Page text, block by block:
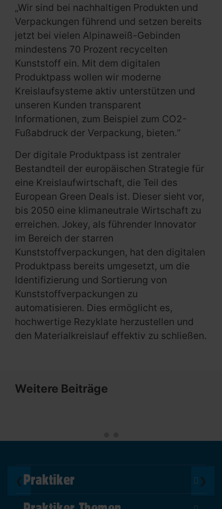
„Wir sind bei nachhaltigen Produkten und
Verpackungen führend und setzen bereits
jetzt bei vielen Alpinaweiß-Gebinden
mindestens 70 Prozent recycelten
Kunststoff ein. Mit dem digitalen
Produktpass wollen wir moderne
Kreislaufsysteme aktiv unterstützen und
unseren Kunden transparent
Informationen, zum Beispiel zum CO2-
Fußabdruck der Verpackung, bieten.“
Der digitale Produktpass ist zentraler
Bestandteil der europäischen Strategie für
eine Kreislaufwirtschaft, die Teil des
European Green Deals ist. Dieser sieht vor,
bis 2050 eine klimaneutrale Wirtschaft zu
erreichen. Jokey, als führender Innovator
im Bereich der starren
Kunststoffverpackungen, hat den digitalen
Produktpass bereits umgesetzt, um die
Identifizierung und Sortierung von
Kunststoffverpackungen zu
automatisieren. Dies ermöglicht es,
hochwertige Rezyklate herzustellen und
den Materialkreislauf effektiv zu schließen.
Weitere Beiträge
❮ ❯
Praktiker
Über Uns